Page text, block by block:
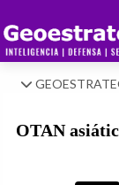
OTAN